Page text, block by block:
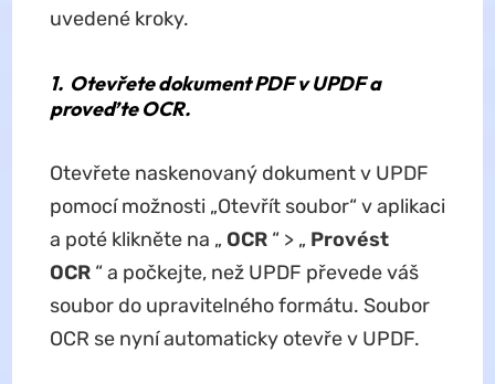
uvedené kroky.
1. Otevřete dokument PDF v UPDF a
proveďte OCR.
Otevřete naskenovaný dokument v UPDF
pomocí možnosti „Otevřít soubor“ v aplikaci
a poté klikněte na „ OCR“ > „ Provést
OCR“ a počkejte, než UPDF převede váš
soubor do upravitelného formátu. Soubor
OCR se nyní automaticky otevře v UPDF.